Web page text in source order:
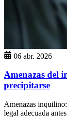
06 abr. 2026
Amenazas del
precipitarse
Amenazas
legal adecuada